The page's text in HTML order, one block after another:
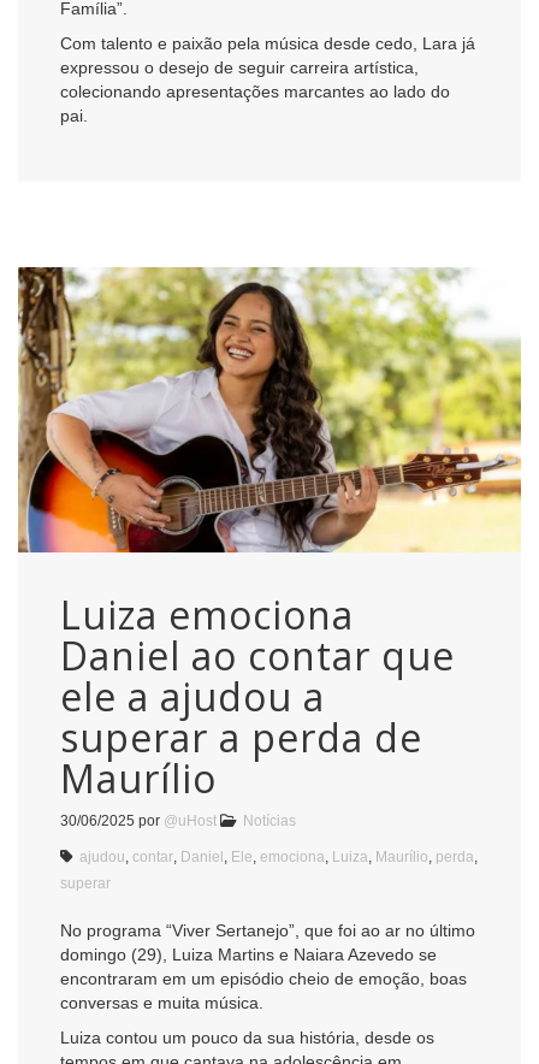
Família”.
Com talento e paixão pela música desde cedo, Lara já
expressou o desejo de seguir carreira artística,
colecionando apresentações marcantes ao lado do
pai.
Luiza emociona
Daniel ao contar que
ele a ajudou a
superar a perda de
Maurílio
30/06/2025 por @uHost Notícias
ajudou contar Daniel Ele emociona Luiza Maurílio perda
superar
No programa “Viver Sertanejo”, que foi ao ar no último
domingo (29), Luiza Martins e Naiara Azevedo se
encontraram em um episódio cheio de emoção, boas
conversas e muita música.
Luiza contou um pouco da sua história, desde os